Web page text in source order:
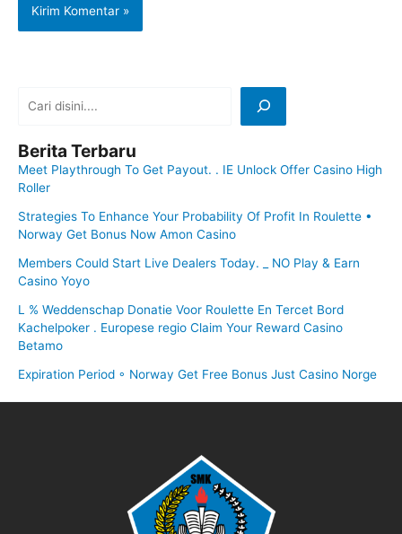
Berita Terbaru
Meet Playthrough To Get Payout. . IE Unlock Offer Casino High
Roller
Strategies To Enhance Your Probability Of Profit In Roulette •
Norway Get Bonus Now Amon Casino
Members Could Start Live Dealers Today. _ NO Play & Earn
Casino Yoyo
L % Weddenschap Donatie Voor Roulette En Tercet Bord
Kachelpoker . Europese regio Claim Your Reward Casino
Betamo
Expiration Period ◦ Norway Get Free Bonus Just Casino Norge